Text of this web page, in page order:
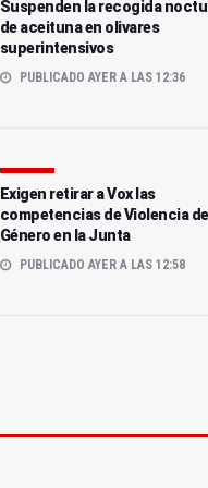
Suspenden la recogida
de aceituna en olivares
superintensivos
PUBLICADO AYER A LAS 12:36
Exigen retirar a Vox las
competencias de Violencia de
Género en la Junta
PUBLICADO AYER A LAS 12:58